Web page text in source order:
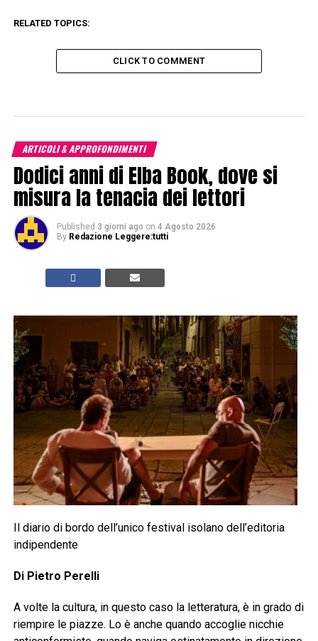
RELATED TOPICS:
CLICK TO COMMENT
ARTICOLI & APPROFONDIMENTI
Dodici anni di Elba Book, dove si
misura la tenacia dei lettori
Published 3 giorni ago on 4 Agosto 2026
By Redazione Leggere:tutti
Il diario di bordo dell’unico festival isolano dell’editoria
indipendente
Di Pietro Perelli
A volte la cultura, in questo caso la letteratura, è in grado di
riempire le piazze. Lo è anche quando accoglie nicchie